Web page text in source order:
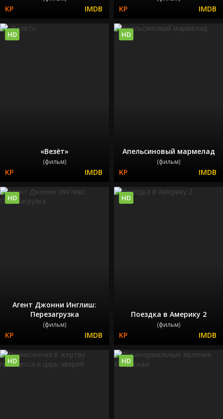
«Везёт»
(фильм)
HD
Апельсиновый мармелад
(фильм)
HD
Агент Джонни Инглиш:
Перезагрузка
(фильм)
HD
Поездка в Америку 2
(фильм)
HD
HD HD